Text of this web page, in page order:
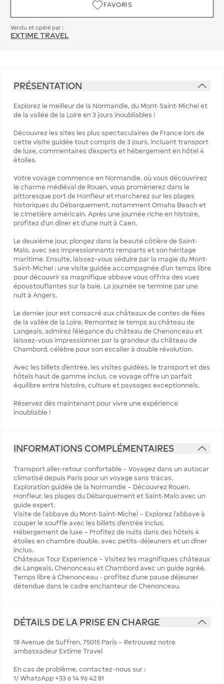
FAVORIS
Vendu et opéré par :
EXTIME TRAVEL
PRÉSENTATION
Explorez le meilleur de la Normandie, du Mont-Saint-Michel et
de la vallée de la Loire en 3 jours inoubliables !
Découvrez les sites les plus spectaculaires de France lors de
cette visite guidée tout compris de 3 jours, incluant transport
de luxe, commentaires d’experts et hébergement en hôtel 4
étoiles.
Votre voyage commence en Normandie, où vous découvrirez
le charme médiéval de Rouen, vous promènerez dans le
pittoresque port de Honfleur et marcherez sur les plages
historiques du Débarquement, notamment Omaha Beach et
le cimetière américain. Après une journée riche en histoire,
profitez d’un dîner et d’une nuit à Caen.
Le deuxième jour, plongez dans la beauté côtière de Saint-
Malo, avec ses impressionnants remparts et son héritage
maritime. Ensuite, laissez-vous séduire par la magie du Mont-
Saint-Michel : une visite guidée accompagnée d’un temps libre
pour découvrir sa magnifique abbaye vous offrira des vues
époustouflantes sur la baie. La journée se termine par une
nuit à Angers.
Le dernier jour est consacré aux châteaux de contes de fées
de la vallée de la Loire. Remontez le temps au château de
Langeais, admirez l’élégance du château de Chenonceau et
laissez-vous impressionner par la grandeur du château de
Chambord, célèbre pour son escalier à double révolution.
Avec les billets d’entrée, les visites guidées, le transport et des
hôtels haut de gamme inclus, ce voyage offre un parfait
équilibre entre histoire, culture et paysages exceptionnels.
Réservez dès maintenant pour vivre une expérience
inoubliable !
INFORMATIONS COMPLÉMENTAIRES
Transport aller-retour confortable – Voyagez dans un autocar
climatisé depuis Paris pour un voyage sans tracas.
Exploration guidée de la Normandie – Découvrez Rouen,
Honfleur, les plages du Débarquement et Saint-Malo avec un
guide expert.
Visite de l'abbaye du Mont-Saint-Michel – Explorez l'abbaye à
couper le souffle avec les billets d'entrée inclus.
Hébergement de luxe – Profitez de nuits dans des hôtels 4
étoiles en chambre double, avec petits-déjeuners et un dîner
inclus.
Châteaux Tour Experience – Visitez les magnifiques châteaux
de Langeais, Chenonceau et Chambord avec un guide agréé.
Temps libre à Chenonceau - profitez d'une pause déjeuner
détendue dans le cadre enchanteur de Chenonceau.
DÉTAILS DE LA PRISE EN CHARGE
18 Avenue de Suffren, 75015 Paris – Retrouvez notre
ambassadeur Extime Travel
En cas de problème, contactez-nous sur :
1/ WhatsApp +33 6 14 96 42 81